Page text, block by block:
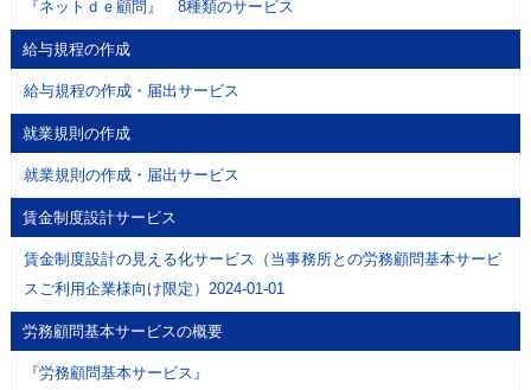
『ネットｄｅ顧問』 8種類のサービス
給与規程の作成
給与規程の作成・届出サービス
就業規則の作成
就業規則の作成・届出サービス
賃金制度設計サービス
賃金制度設計の見える化サービス（当事務所との労務顧問基本サービ
スご利用企業様向け限定）2024-01-01
労務顧問基本サービスの概要
『労務顧問基本サービス』